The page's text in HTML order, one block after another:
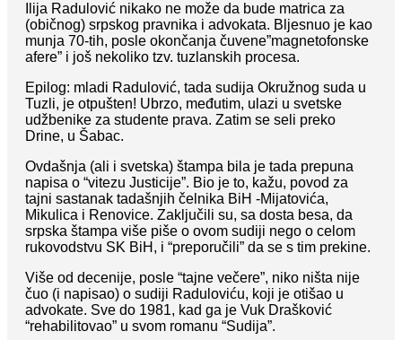
Ilija Radulović nikako ne može da bude matrica za
(običnog) srpskog pravnika i advokata. Bljesnuo je kao
munja 70-tih, posle okončanja čuvene”magnetofonske
afere” i još nekoliko tzv. tuzlanskih procesa.
Epilog: mladi Radulović, tada sudija Okružnog suda u
Tuzli, je otpušten! Ubrzo, međutim, ulazi u svetske
udžbenike za studente prava. Zatim se seli preko
Drine, u Šabac.
Ovdašnja (ali i svetska) štampa bila je tada prepuna
napisa o “vitezu Justicije”. Bio je to, kažu, povod za
tajni sastanak tadašnjih čelnika BiH -Mijatovića,
Mikulica i Renovice. Zaključili su, sa dosta besa, da
srpska štampa više piše o ovom sudiji nego o celom
rukovodstvu SK BiH, i “preporučili” da se s tim prekine.
Više od decenije, posle “tajne večere”, niko ništa nije
čuo (i napisao) o sudiji Raduloviću, koji je otišao u
advokate. Sve do 1981, kad ga je Vuk Drašković
“rehabilitovao” u svom romanu “Sudija”.